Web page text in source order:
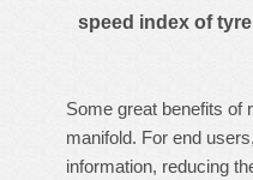
speed index of tyre
Some great benefits of
manifold. For end
information, reducing